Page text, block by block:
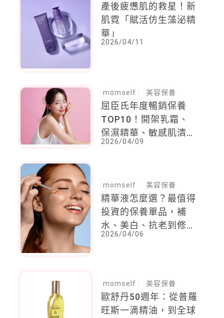
產後疲憊肌的救星！新
肌霓「賦活仿生藻泌精
華」
2026/04/11
momself 美容保養
屈臣氏年度暢銷保養
TOP10！開架乳霜、
保濕精華、敏感肌清單
一次看
2026/04/09
momself 美容保養
精華液怎麼選？最值得
投資的保養單品，補
水、美白、抗老到修
護，解鎖肌膚最需要的
2026/04/06
momself 美容保養
歐舒丹50週年：從普羅
旺斯一滴精油，到全球